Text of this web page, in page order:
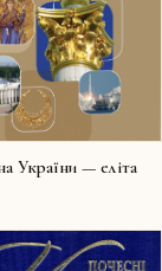
України — еліта